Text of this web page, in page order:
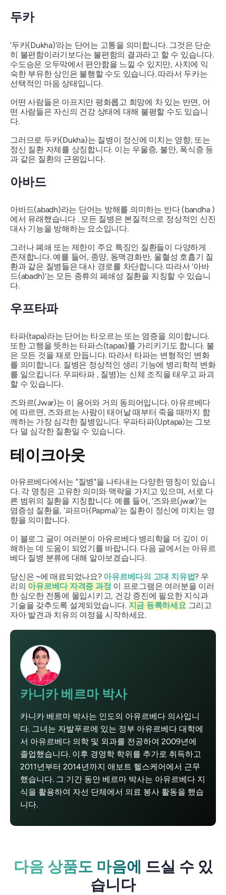
두카
'두카(Dukha)'라는 단어는 고통을 의미합니다. 그것은 단순
히 불편함이라기보다는 불편함의 결과라고 할 수 있습니다.
수도승은 오두막에서 편안함을 느낄 수 있지만, 사치에 익
숙한 부유한 상인은 불행할 수도 있습니다. 따라서 두카는
선택적인 마음 상태입니다.
어떤 사람들은 아프지만 평화롭고 희망에 차 있는 반면, 어
떤 사람들은 자신의 건강 상태에 대해 불평할 수도 있습니
다.
그러므로 두카(Dukha)는 질병이 정신에 미치는 영향, 또는
정신 질환 자체를 상징합니다. 이는 우울증, 불안, 폭식증 등
과 같은 질환의 근원입니다.
아바드
아바드(abadh)라는 단어는 방해를 의미하는 반다 (bandha)
에서 유래했습니다 . 모든 질병은 본질적으로 정상적인 신진
대사 기능을 방해하는 요소입니다.
그러나 폐쇄 또는 제한이 주요 특징인 질환들이 다양하게
존재합니다. 예를 들어, 종양, 동맥경화반, 울혈성 호흡기 질
환과 같은 질병들은 대사 경로를 차단합니다. 따라서 '아바
드(abadh)'는 모든 종류의 폐쇄성 질환을 지칭할 수 있습니
다.
우프타파
타파(tapa)라는 단어는 타오르는 또는 염증을 의미합니다.
또한 고행을 뜻하는 타파스(tapas)를 가리키기도 합니다. 불
은 모든 것을 재로 만듭니다. 따라서 타파는 변형적인 변화
를 의미합니다. 질병은 정상적인 생리 기능에 병리학적 변화
를 일으킵니다. 우파타파, 질병)는 신체 조직을 태우고 파괴
할 수 있습니다.
즈와르(Jwar)는 이 용어와 거의 동의어입니다. 아유르베다
에 따르면, 즈와르는 사람이 태어날 때부터 죽을 때까지 함
께하는 가장 심각한 질병입니다. 우파타파(Uptapa)는 그보
다 덜 심각한 질환일 수 있습니다.
테이크아웃
아유르베다에서는 "질병"을 나타내는 다양한 명칭이 있습니
다. 각 명칭은 고유한 의미와 맥락을 가지고 있으며, 서로 다
른 범위의 질환을 지칭합니다. 예를 들어, '즈와르(jwar)'는
염증성 질환을, '파프마(Papma)'는 질환이 정신에 미치는 영
향을 의미합니다.
이 블로그 글이 여러분이 아유르베다 병리학을 더 깊이 이
해하는 데 도움이 되었기를 바랍니다. 다음 글에서는 아유르
베다 질병 분류에 대해 알아보겠습니다.
당신은 ~에 매료되었나요? 아유르베다의 고대 치유법? 우
리의 아유르베다 자격증 과정 이 프로그램은 여러분을 이러
한 심오한 전통에 몰입시키고, 건강 증진에 필요한 지식과
기술을 갖추도록 설계되었습니다. 지금 등록하세요그리고
자아 발견과 치유의 여정을 시작하세요.
카니카 베르마 박사
카니카 베르마 박사는 인도의 아유르베다 의사입니
다. 그녀는 자발푸르에 있는 정부 아유르베다 대학에
서 아유르베다 의학 및 외과를 전공하여 2009년에
졸업했습니다. 이후 경영학 학위를 추가로 취득하고
2011년부터 2014년까지 애보트 헬스케어에서 근무
했습니다. 그 기간 동안 베르마 박사는 아유르베다 지
식을 활용하여 자선 단체에서 의료 봉사 활동을 했습
니다.
다음 상품도 마음에 드실 수 있
습니다